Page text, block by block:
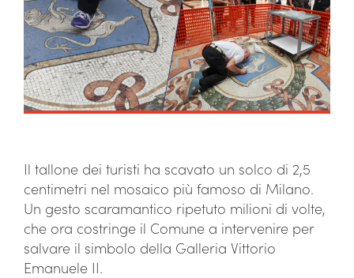
Il tallone dei turisti ha scavato un solco di 2,5
centimetri nel mosaico più famoso di Milano.
Un gesto scaramantico ripetuto milioni di volte,
che ora costringe il Comune a intervenire per
salvare il simbolo della Galleria Vittorio
Emanuele II.